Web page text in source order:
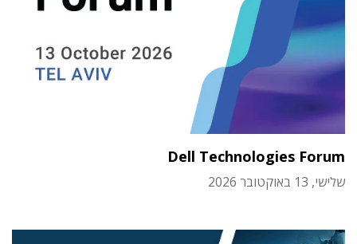
Dell Technologies Forum
שלישי, 13 באוקטובר 2026